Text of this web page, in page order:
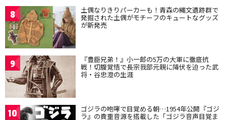
8 土偶なりきりパーカーも！青森の縄文遺跡群で
発掘された土偶がモチーフのキュートなグッズ
が新発売
9 『豊臣兄弟！』小一郎の5万の大軍に徹底抗
戦！切腹覚悟で長宗我部元親に降伏を迫った武
将・谷忠澄の生涯
10 ゴジラの咆哮で目覚める朝…1954年公開『ゴジ
ラ』の貴重音源を搭載した「ゴジラ音声目覚ま